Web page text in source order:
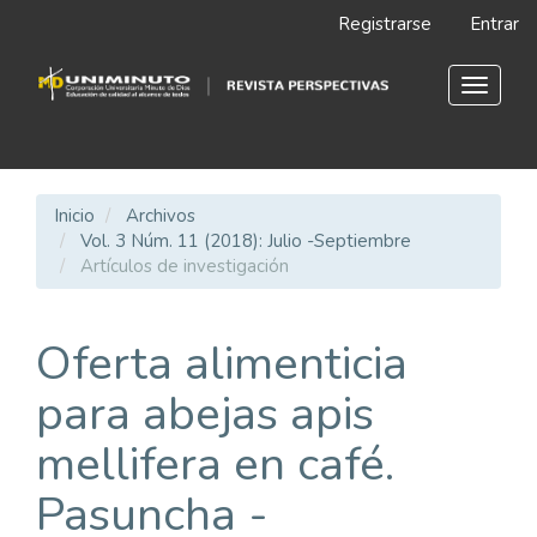
Contenido
principal
Registrarse Entrar
Toggle
Inicio
Archivos
Vol. 3 Núm. 11 (2018): Julio -Septiembre
Artículos de investigación
Oferta alimenticia
para abejas apis
mellifera en café.
Pasuncha -